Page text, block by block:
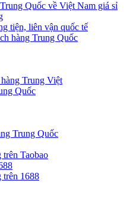
Quốc về Việt Nam giá sỉ
tiện, liên vận quốc tế
hàng Trung Quốc
Trung Việt
Quốc
Trung Quốc
trên Taobao
trên 1688